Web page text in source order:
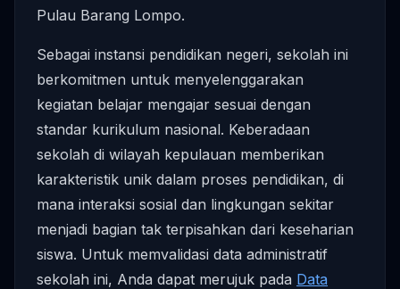
Pulau Barang Lompo.
Sebagai instansi pendidikan negeri, sekolah ini
berkomitmen untuk menyelenggarakan
kegiatan belajar mengajar sesuai dengan
standar kurikulum nasional. Keberadaan
sekolah di wilayah kepulauan memberikan
karakteristik unik dalam proses pendidikan, di
mana interaksi sosial dan lingkungan sekitar
menjadi bagian tak terpisahkan dari keseharian
siswa. Untuk memvalidasi data administratif
sekolah ini, Anda dapat merujuk pada Data